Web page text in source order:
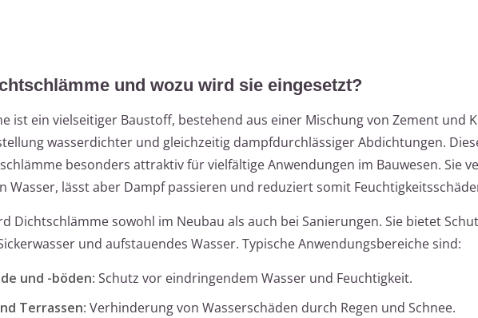
und wozu wird sie eingesetzt?
ist ein vielseitiger Baustoff, bestehend aus einer Mischung von Zement und
wasserdichter und gleichzeitig dampfdurchlässiger Abdichtungen.
besonders attraktiv für vielfältige Anwendungen im Bauwesen. Sie
Wasser, lässt aber Dampf passieren und reduziert somit
Dichtschlämme sowohl im Neubau als auch bei Sanierungen. Sie bietet
und aufstauendes Wasser. Typische Anwendungsbereiche sind:
und -böden: Schutz vor eindringendem Wasser und Feuchtigkeit.
Terrassen: Verhinderung von Wasserschäden durch Regen und Schnee.